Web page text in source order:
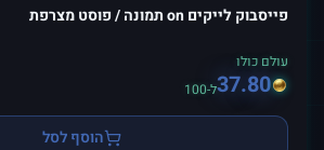
פייסבוק לייקים on תמונה / פוסט מצרפת
עולם כולו
37.80ל-100
הוסף לסל